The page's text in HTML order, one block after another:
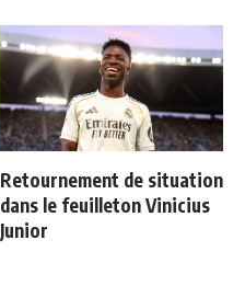
Retournement de situation
dans le feuilleton Vinicius
Junior